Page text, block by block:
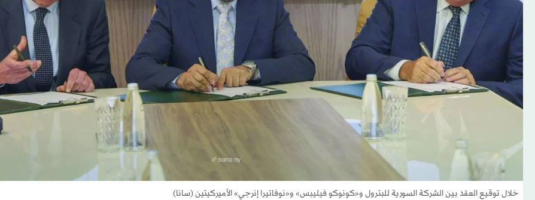
خلال توقيع العقد بين الشركة السورية للبترول و«كونوكو فيليبس» و«نوفاتيرا إنرجي» الأميركيتين (سانا)